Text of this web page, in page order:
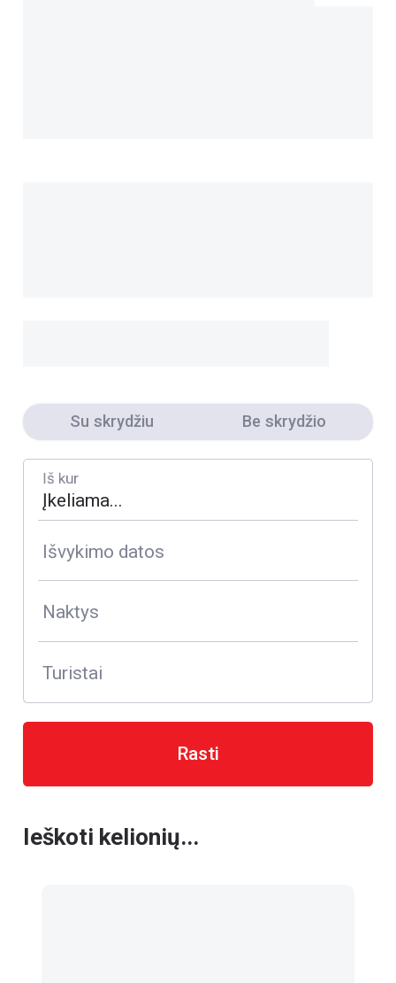
Su skrydžiu Be skrydžio
Iš kur
Išvykimo datos
Naktys
Turistai
Rasti
Ieškoti kelionių...